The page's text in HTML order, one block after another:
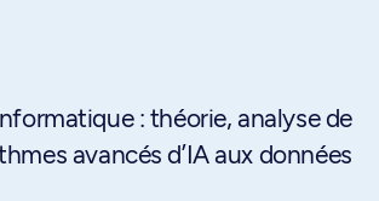
: théorie, analyse de
avancés d’IA aux données